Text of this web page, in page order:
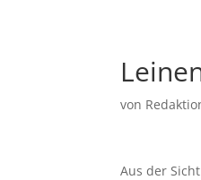
von
Aus der